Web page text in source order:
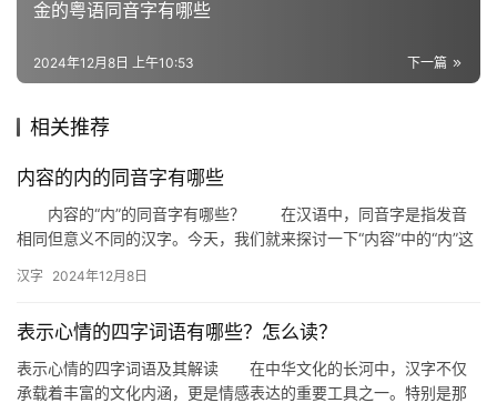
近
义
音
金的粤语同音字有哪些
下一篇
2024年12月8日 上午10:53
相关推荐
内容的内的同音字有哪些
内容的“内”的同音字有哪些？ 在汉语中，同音字是指发音
相同但意义不同的汉字。今天，我们就来探讨一下“内容”中的“内”这
汉字 2024年12月8日
表示心情的四字词语有哪些？怎么读？
表示心情的四字词语及其解读 在中华文化的长河中，汉字不仅
承载着丰富的文化内涵，更是情感表达的重要工具之一。特别是那